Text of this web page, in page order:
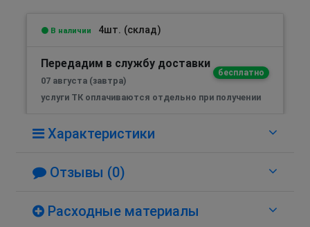
В наличии 4шт. (склад)
Передадим в службу доставки
бесплатно
07 августа (завтра)
услуги ТК оплачиваются отдельно при получении
Характеристики
Отзывы (0)
Расходные материалы